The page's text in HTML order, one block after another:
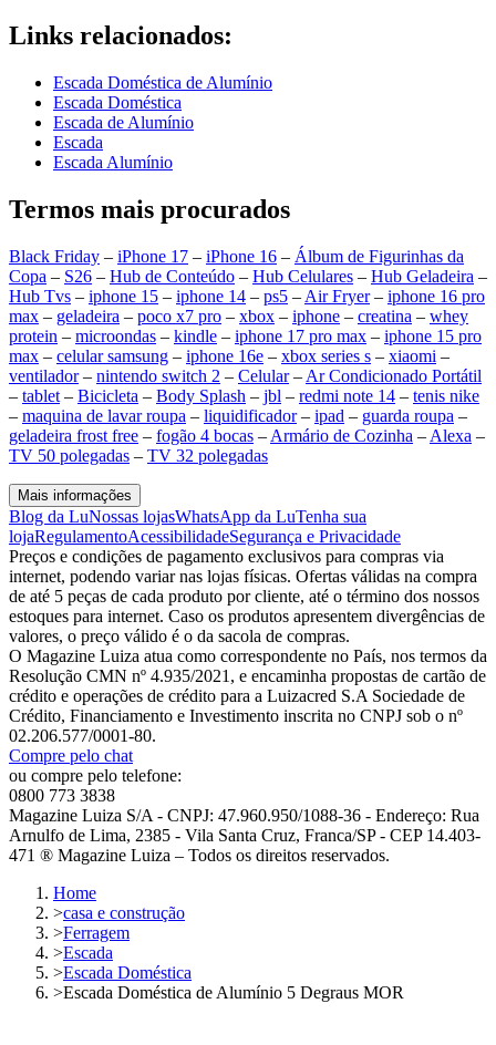
Links relacionados:
Escada Doméstica de Alumínio
Escada Doméstica
Escada de Alumínio
Escada
Escada Alumínio
Termos mais procurados
Black Friday – iPhone 17 – iPhone 16 – Álbum de Figurinhas da
Copa – S26 – Hub de Conteúdo – Hub Celulares – Hub Geladeira –
Hub Tvs – iphone 15 – iphone 14 – ps5 – Air Fryer– iphone 16 pro
max – geladeira – poco x7 pro – xbox – iphone – creatina – whey
protein – microondas – kindle – iphone 17 pro max – iphone 15 pro
max – celular samsung – iphone 16e – xbox series s – xiaomi –
ventilador– nintendo switch 2 – Celular– Ar Condicionado Portátil
– tablet – Bicicleta – Body Splash – jbl – redmi note 14 – tenis nike
– maquina de lavar roupa – liquidificador– ipad – guarda roupa –
geladeira frost free – fogão 4 bocas – Armário de Cozinha – Alexa –
TV 50 polegadas – TV 32 polegadas
Mais informações
Blog da LuNossas lojasWhatsApp da LuTenha sua
lojaRegulamentoAcessibilidadeSegurança e Privacidade
Preços e condições de pagamento exclusivos para compras via
internet, podendo variar nas lojas físicas. Ofertas válidas na compra
de até 5 peças de cada produto por cliente, até o término dos nossos
estoques para internet. Caso os produtos apresentem divergências de
valores, o preço válido é o da sacola de compras.
O Magazine Luiza atua como correspondente no País, nos termos da
Resolução CMN nº 4.935/2021, e encaminha propostas de cartão de
crédito e operações de crédito para a Luizacred S.A Sociedade de
Crédito, Financiamento e Investimento inscrita no CNPJ sob o nº
02.206.577/0001-80.
Compre pelo chat
ou compre pelo telefone:
0800 773 3838
Magazine Luiza S/A - CNPJ: 47.960.950/1088-36 - Endereço: Rua
Arnulfo de Lima, 2385 - Vila Santa Cruz, Franca/SP - CEP 14.403-
471 ® Magazine Luiza – Todos os direitos reservados.
Home
>casa e construção
>Ferragem
>Escada
>Escada Doméstica
>Escada Doméstica de Alumínio 5 Degraus MOR